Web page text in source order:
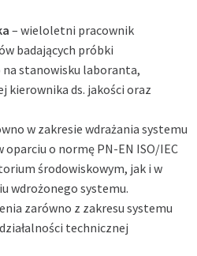
– wieloletni pracownik
badających próbki
stanowisku laboranta,
kierownika ds. jakości oraz
w zakresie wdrażania systemu
o normę PN-EN ISO/IEC
środowiskowym, jak i w
wdrożonego systemu.
zarówno z zakresu systemu
technicznej